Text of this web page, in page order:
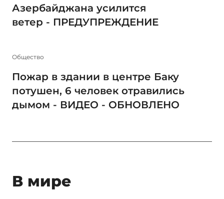
Азербайджана усилится
ветер - ПРЕДУПРЕЖДЕНИЕ
Общество
Пожар в здании в центре Баку
потушен, 6 человек отравились
дымом - ВИДЕО - ОБНОВЛЕНО
В мире